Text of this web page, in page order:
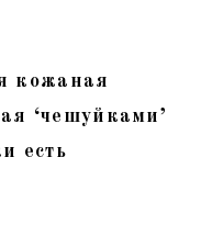
кожаная
‘чешуйками’
есть